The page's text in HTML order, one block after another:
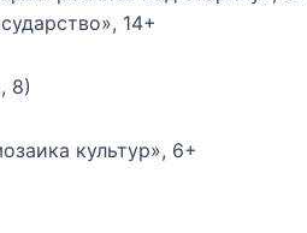
14+
8)
культур», 6+